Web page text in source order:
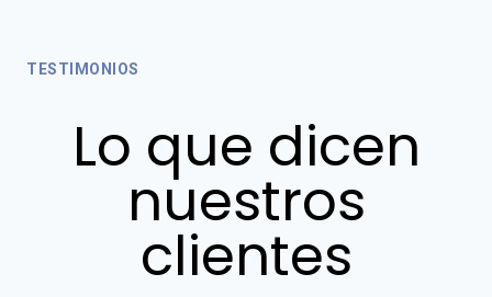
TESTIMONIOS
Lo que dicen
nuestros
clientes